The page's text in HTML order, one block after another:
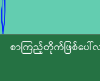
စာကြည့်တိုက်ဖြစ်ပေါ်